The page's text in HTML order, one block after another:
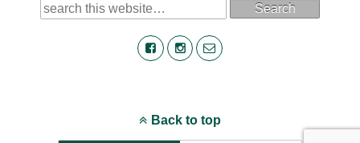
Search
Back to top